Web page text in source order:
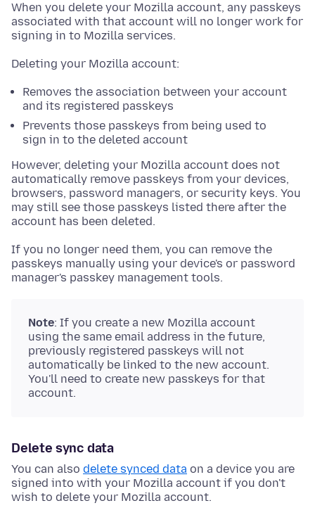
When you delete your Mozilla account, any passkeys
associated with that account will no longer work for
signing in to Mozilla services.
Deleting your Mozilla account:
Removes the association between your account
and its registered passkeys
Prevents those passkeys from being used to
sign in to the deleted account
However, deleting your Mozilla account does not
automatically remove passkeys from your devices,
browsers, password managers, or security keys. You
may still see those passkeys listed there after the
account has been deleted.
If you no longer need them, you can remove the
passkeys manually using your device's or password
manager's passkey management tools.
Note: If you create a new Mozilla account
using the same email address in the future,
previously registered passkeys will not
automatically be linked to the new account.
You'll need to create new passkeys for that
account.
Delete sync data
You can also delete synced data on a device you are
signed into with your Mozilla account if you don't
wish to delete your Mozilla account.